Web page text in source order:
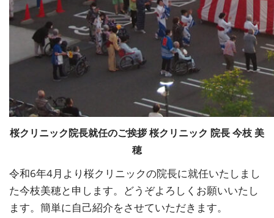
桜クリニック院長就任のご挨拶 桜クリニック 院長 今枝 美
穂
令和6年4月より桜クリニックの院長に就任いたしまし
た今枝美穂と申します。どうぞよろしくお願いいたし
ます。簡単に自己紹介をさせていただきます。